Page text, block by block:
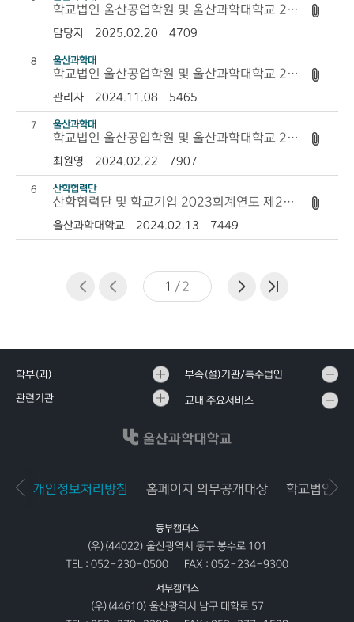
학교법인 울산공업학원 및 울산과학대학교 2024회계연도 제2회 추가경정 예산 및 2025회계연도 예산...
담당자 2025.02.20 4709
8 울산과학대
학교법인 울산공업학원 및 울산과학대학교 2024회계연도 제1회 추가경정 예산 공고
관리자 2024.11.08 5465
7 울산과학대
학교법인 울산공업학원 및 울산과학대학교 2023회계연도 제2회 추가경정 예산 및 2024회계연도 예산...
최원영 2024.02.22 7907
6 산학협력단
산학협력단 및 학교기업 2023회계연도 제2회 추경예산 및 2024회계연도 예산 공고
울산과학대학교 2024.02.13 7449
1 /2
동부캠퍼스
(우)(44022) 울산광역시 동구 봉수로 101
TEL : 052-230-0500 FAX : 052-234-9300
서부캠퍼스
(우)(44610) 울산광역시 남구 대학로 57
개인정보처리방침 홈페이지 의무공개대상 학교법인공
학부(과) 부속(설)기관/특수법인
관련기관 교내 주요서비스